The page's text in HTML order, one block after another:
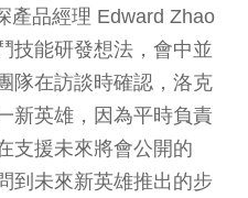
產品經理 Edward Zhao
技能研發想法，會中並
隊在訪談時確認，洛克
新英雄，因為平時負責
支援未來將會公開的
到未來新英雄推出的步